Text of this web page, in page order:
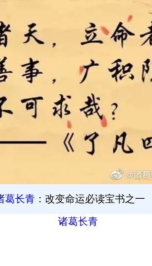
葛长青 ：改变命运必读宝书之一
诸葛长青